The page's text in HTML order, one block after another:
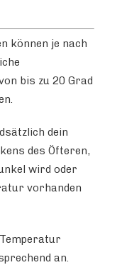
können je nach
bis zu 20 Grad
dein
des Öfteren,
wird oder
vorhanden
an.